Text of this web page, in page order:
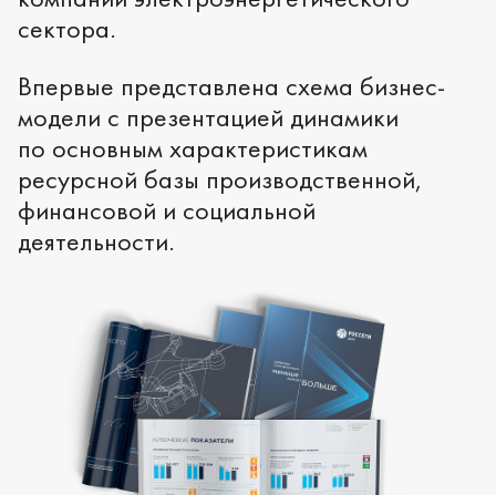
сектора.
Впервые представлена схема бизнес-
модели с презентацией динамики
по основным характеристикам
ресурсной базы производственной,
финансовой и социальной
деятельности.